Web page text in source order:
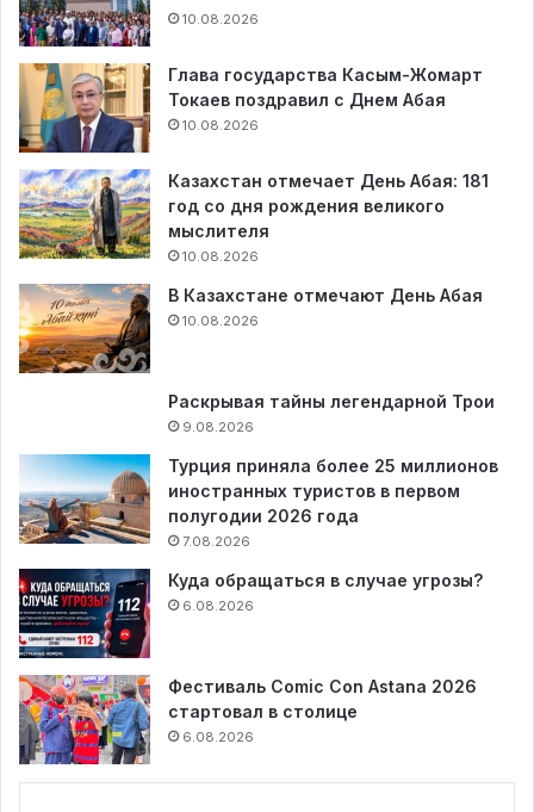
10.08.2026
Глава государства Касым-Жомарт
Токаев поздравил с Днем Абая
10.08.2026
Казахстан отмечает День Абая: 181
год со дня рождения великого
мыслителя
10.08.2026
В Казахстане отмечают День Абая
10.08.2026
Раскрывая тайны легендарной Трои
9.08.2026
Турция приняла более 25 миллионов
иностранных туристов в первом
полугодии 2026 года
7.08.2026
Куда обращаться в случае угрозы?
6.08.2026
Фестиваль Comic Con Astana 2026
стартовал в столице
6.08.2026